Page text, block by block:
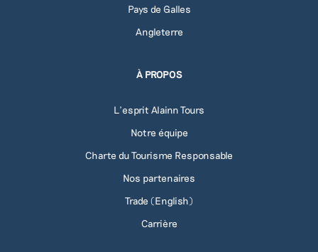
Pays de Galles
Angleterre
À PROPOS
L'esprit Alainn Tours
Notre équipe
Charte du Tourisme Responsable
Nos partenaires
Trade (English)
Carrière